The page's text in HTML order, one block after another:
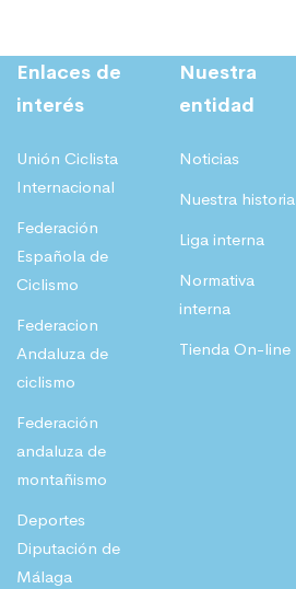
Enlaces de
interés
Unión Ciclista
Internacional
Federación
Española de
Ciclismo
Federacion
Andaluza de
ciclismo
Federación
andaluza de
montañismo
Deportes
Diputación de
Málaga
Nuestra
entidad
Noticias
Nuestra historia
Liga interna
Normativa
interna
Tienda On-line